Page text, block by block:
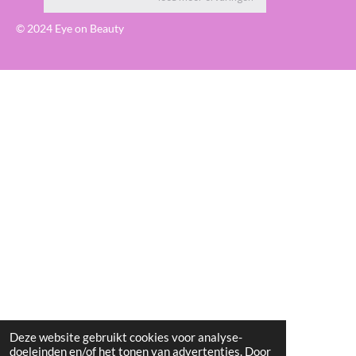
Deze website gebruikt cookies voor analyse-
doeleinden en/of het tonen van advertenties. Door
© 2024 Eye on Beauty